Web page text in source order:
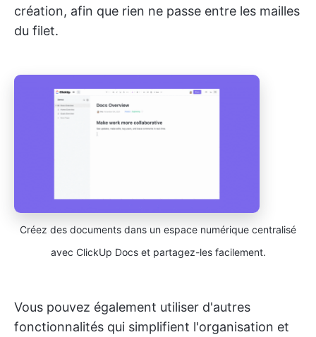
création, afin que rien ne passe entre les mailles
du filet.
Créez des documents dans un espace numérique centralisé
avec ClickUp Docs et partagez-les facilement.
Vous pouvez également utiliser d'autres
fonctionnalités qui simplifient l'organisation et